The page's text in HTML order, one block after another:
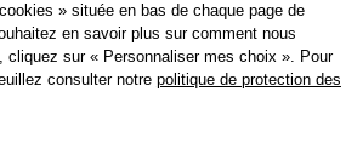
pour compléter
après la licence en
» située en bas de chaque page de
en savoir plus sur comment nous
cliquez sur « Personnaliser mes choix ». Pour
consulter notre politique de protection des